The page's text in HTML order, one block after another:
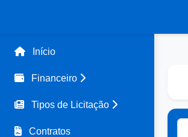
Início
Financeiro
Tipos de Licitação
Contratos